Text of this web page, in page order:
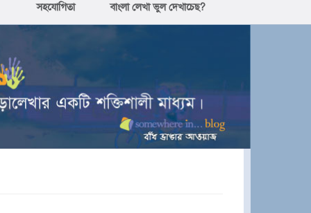
সহযোগিতা বাংলা লেখা ভুল দেখাচেছ?